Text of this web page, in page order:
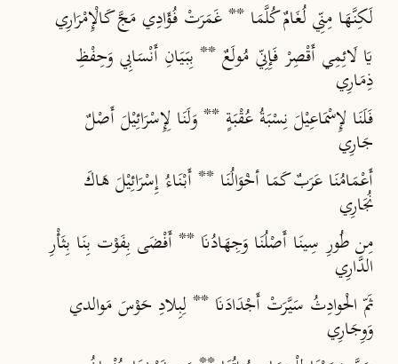
لَكِنَّهَا مِنِّي لُغَامٌ كُلَّمَا ** غَمَرَتْ فُؤَادِي مَجَّ كَالْإِمْرَارِي
يَا لَائِمِي أَقْصِرْ فَإِنِّي مُولَعٌ ** بِبَيَانِ أَنْسَابِي وَحِفْظِ
ذِمَارِي
فَلَنَا لإِسْمَاعِيْلَ نِسْبَةُ عُقْبَةٍ ** وَلَنَا لِإِسْرَائِيْلَ أَصْلٌ
جَارِي
أَعْمَامُنَا عَرَبٌ كَمَا أخْوَالُنَا ** أَبْنَاءُ إِسْرَائِيْلَ هَاكَ
نُجَارِي
مِن طُورِ سِينَا أَصْلُنَا وَجِهَادُنَا ** أَفْضَى بِفَوْت بِنَا بِثَأْرِ
الدَّارِي
ثَمّ الْحوادِثُ سَيَّرَتْ أَجْدَادَنَا ** لِبِلادِ حَوْسَ مَوالدي
وَوِجَارِي